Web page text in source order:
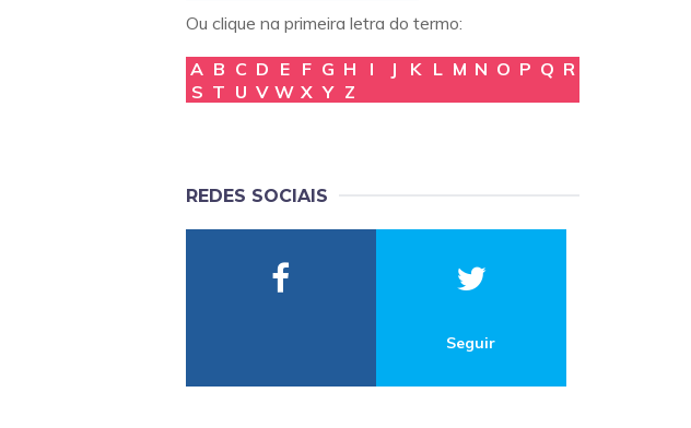
Ou clique na primeira letra do termo:
A B C D E F G H I J K L M N O P Q R
S T U V W X Y Z
REDES SOCIAIS
Seguir